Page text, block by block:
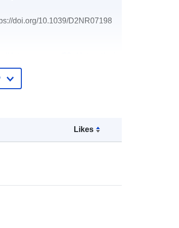
Likes
doi.org/10.1039/D2NR07198
org-13961258